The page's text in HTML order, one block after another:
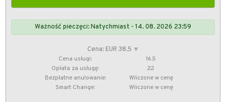
Ważność pieczęci: Natychmiast - 14. 08. 2026 23:59
Cena: EUR 38.5 ⯆
Cena usługi:
16.5
Opłata za usługę:
22
Bezpłatne anulowanie:
Wliczone w cenę
Smart Change:
Wliczone w cenę